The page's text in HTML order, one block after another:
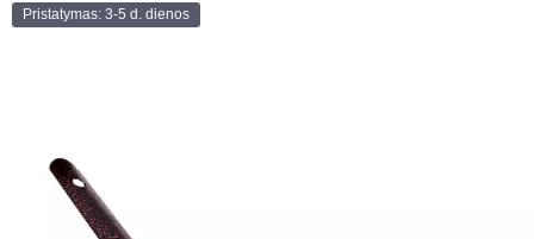
Pristatymas: 3-5 d. dienos